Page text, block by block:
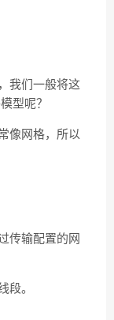
我们一般将这
型呢？
像网格，所以
传输配置的网
段。